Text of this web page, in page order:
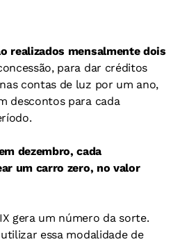
realizados mensalmente dois
para dar créditos
contas de luz por um ano,
descontos para cada
dezembro, cada
um carro zero, no valor
gera um número da sorte.
essa modalidade de